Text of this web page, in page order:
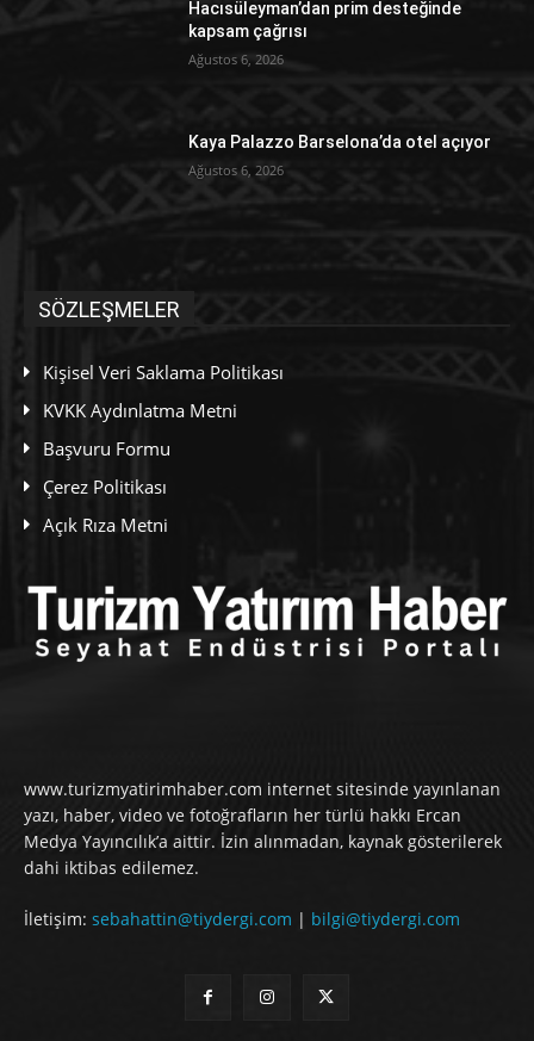
Hacısüleyman’dan prim desteğinde
kapsam çağrısı
Ağustos 6, 2026
Kaya Palazzo Barselona’da otel açıyor
Ağustos 6, 2026
SÖZLEŞMELER
Kişisel Veri Saklama Politikası
KVKK Aydınlatma Metni
Başvuru Formu
Çerez Politikası
Açık Rıza Metni
www.turizmyatirimhaber.com internet sitesinde yayınlanan
yazı, haber, video ve fotoğrafların her türlü hakkı Ercan
Medya Yayıncılık’a aittir. İzin alınmadan, kaynak gösterilerek
dahi iktibas edilemez.
İletişim: sebahattin@tiydergi.com | bilgi@tiydergi.com